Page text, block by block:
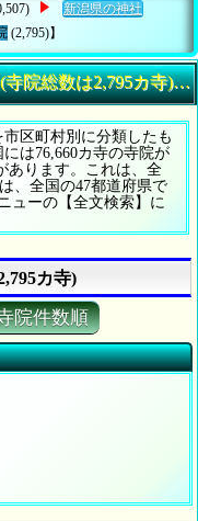
新潟県の神社
(2,795)】
院総数は2,795カ寺)の
区町村別に分類したも
は76,660カ寺の寺院が
あります。これは、全
、全国の47都道府県で
ューの【全文検索】に
カ寺)
院件数順